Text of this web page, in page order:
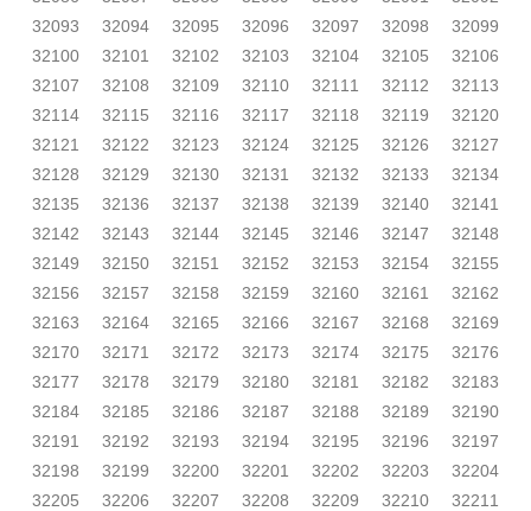
32093
32094 32095 32096 32097 32098
32099
32100
32101 32102 32103 32104 32105
32106
32107
32108 32109 32110 32111 32112
32113
32114
32115 32116 32117 32118 32119
32120
32121
32122 32123 32124 32125 32126
32127
32128
32129 32130 32131 32132 32133
32134
32135
32136 32137 32138 32139 32140
32141
32142
32143 32144 32145 32146 32147
32148
32149
32150 32151 32152 32153 32154
32155
32156
32157 32158 32159 32160 32161
32162
32163
32164 32165 32166 32167 32168
32169
32170
32171 32172 32173 32174 32175
32176
32177
32178 32179 32180 32181 32182
32183
32184
32185 32186 32187 32188 32189
32190
32191
32192 32193 32194 32195 32196
32197
32198
32199 32200 32201 32202 32203
32204
32205
32206 32207 32208 32209 32210
32211